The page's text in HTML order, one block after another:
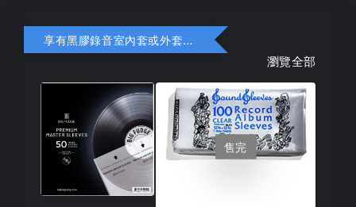
享有黑膠錄音室內套或外套折扣
瀏覽全部
售完